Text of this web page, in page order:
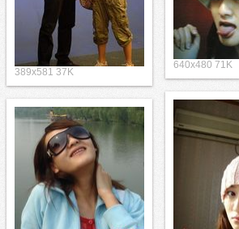
389x581 37K
640x480 71K